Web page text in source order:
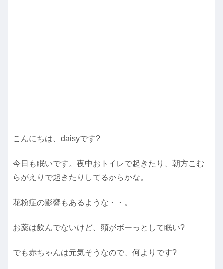
こんにちは、daisyです?
今日も眠いです。夜中おトイレで起きたり、朝方こむ
らがえりで起きたりしてるからかな。
花粉症の影響もあるような・・。
お薬は飲んでないけど、頭がボーっとして眠い?
でも赤ちゃんは元気そうなので、何よりです?